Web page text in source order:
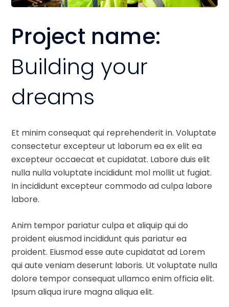
Project name:
Building your
dreams
Et minim consequat qui reprehenderit in. Voluptate
consectetur excepteur ut laborum ea ex elit ea
excepteur occaecat et cupidatat. Labore duis elit
nulla nulla voluptate incididunt mol mollit ut fugiat.
In incididunt excepteur commodo ad culpa labore
labore.
Anim tempor pariatur culpa et aliquip qui do
proident eiusmod incididunt quis pariatur ea
proident. Eiusmod esse aute cupidatat ad Lorem
qui aute veniam deserunt laboris. Ut voluptate nulla
dolore tempor consequat ullamco enim officia elit.
Ipsum aliqua irure magna aliqua elit.